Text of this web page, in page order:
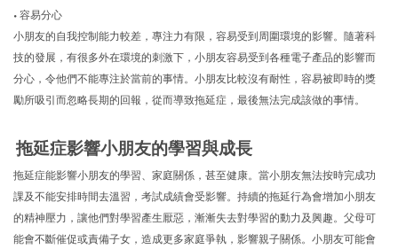
•容易分心
小朋友的自我控制能力較差，專注力有限，容易受到周圍環境的影響。隨著科
技的發展，有很多外在環境的刺激下，小朋友容易受到各種電子產品的影響而
分心，令他們不能專注於當前的事情。小朋友比較沒有耐性，容易被即時的獎
勵所吸引而忽略長期的回報，從而導致拖延症，最後無法完成該做的事情。
拖延症影響小朋友的學習與成長
拖延症能影響小朋友的學習、家庭關係，甚至健康。當小朋友無法按時完成功
課及不能安排時間去溫習，考試成績會受影響。持續的拖延行為會增加小朋友
的精神壓力，讓他們對學習產生厭惡，漸漸失去對學習的動力及興趣。父母可
能會不斷催促或責備子女，造成更多家庭爭執，影響親子關係。小朋友可能會